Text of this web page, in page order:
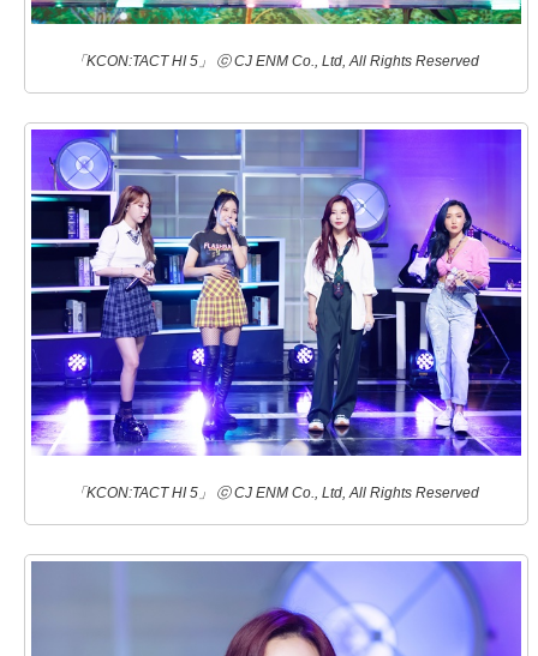
「KCON:TACT HI 5」 ⓒ CJ ENM Co., Ltd, All Rights Reserved
「KCON:TACT HI 5」 ⓒ CJ ENM Co., Ltd, All Rights Reserved